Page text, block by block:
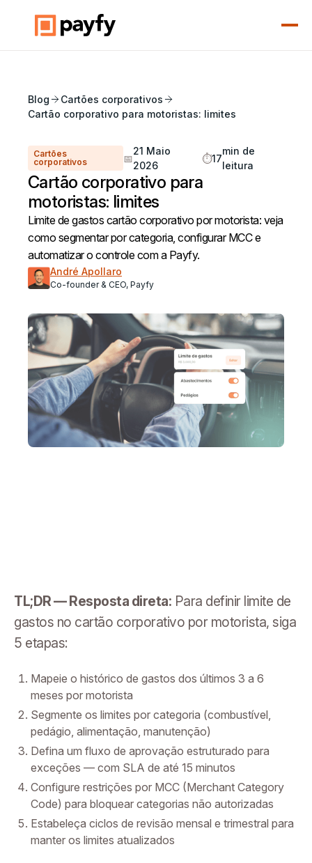
Blog
Cartões corporativos
Cartão corporativo para motoristas: limites
Cartões
corporativos
📅
21 Maio
2026
⏱️17
min de
leitura
Cartão corporativo para
motoristas: limites
Limite de gastos cartão corporativo por motorista: veja
como segmentar por categoria, configurar MCC e
automatizar o controle com a Payfy.
André Apollaro
Co-founder & CEO, Payfy
TL;DR — Resposta direta: Para definir limite de
gastos no cartão corporativo por motorista, siga
5 etapas:
Mapeie o histórico de gastos dos últimos 3 a 6
meses por motorista
Segmente os limites por categoria (combustível,
pedágio, alimentação, manutenção)
Defina um fluxo de aprovação estruturado para
exceções — com SLA de até 15 minutos
Configure restrições por MCC (Merchant Category
Code) para bloquear categorias não autorizadas
Estabeleça ciclos de revisão mensal e trimestral para
manter os limites atualizados